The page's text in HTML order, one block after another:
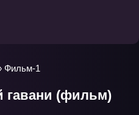
гавани (фильм)